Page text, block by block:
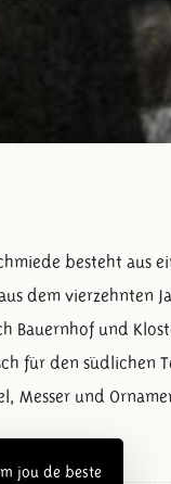
jou de beste
besteht aus
dem vierzehnten
Bauernhof und
für den südlichen
Messer und